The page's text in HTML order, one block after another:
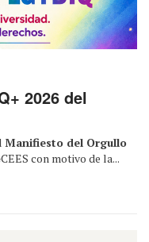
2026 del
Manifiesto del Orgullo
con motivo de la...